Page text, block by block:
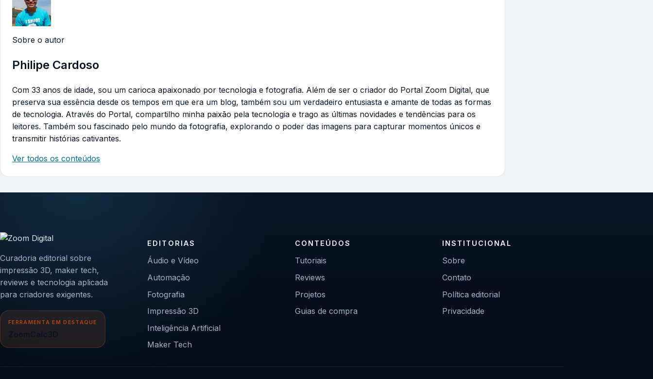
Sobre o autor
Philipe Cardoso
Com 33 anos de idade, sou um carioca apaixonado por tecnologia e fotografia. Além de ser o criador do Portal Zoom Digital, que
preserva sua essência desde os tempos em que era um blog, também sou um verdadeiro entusiasta e amante de todas as formas
de tecnologia. Através do Portal, compartilho minha paixão pela tecnologia e trago as últimas novidades e tendências para os
leitores. Também sou fascinado pelo mundo da fotografia, explorando o poder das imagens para capturar momentos únicos e
transmitir histórias cativantes.
Ver todos os conteúdos
Curadoria editorial sobre
impressão 3D, maker tech,
reviews e tecnologia aplicada
para criadores exigentes.
FERRAMENTA EM DESTAQUE
ZoomCalc3D
EDITORIAS
Áudio e Vídeo
Automação
Fotografia
Impressão 3D
Inteligência Artificial
Maker Tech
CONTEÚDOS
Tutoriais
Reviews
Projetos
Guias de compra
INSTITUCIONAL
Sobre
Contato
Política editorial
Privacidade